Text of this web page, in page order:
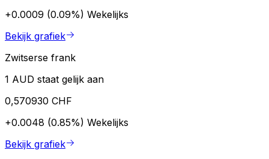
+0.0009 (0.09%) Wekelijks
Bekijk grafiek
Zwitserse frank
1 AUD staat gelijk aan
0,570930 CHF
+0.0048 (0.85%) Wekelijks
Bekijk grafiek